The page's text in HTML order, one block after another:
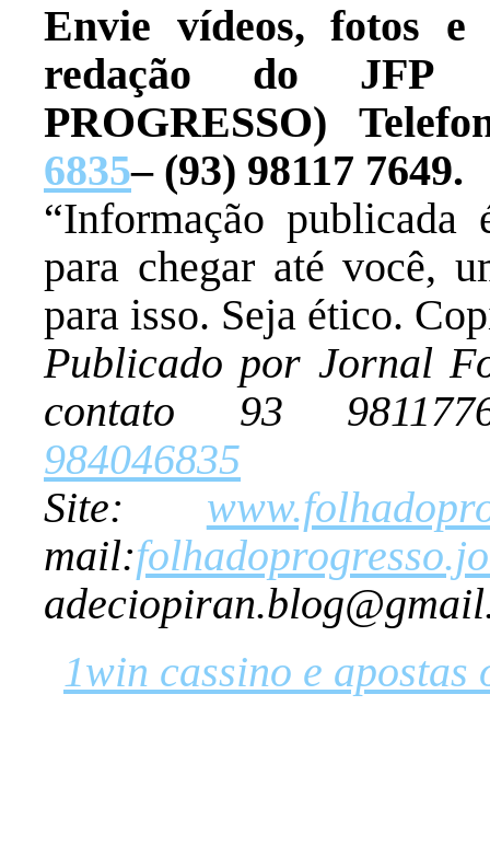
Envie vídeos, fotos e
redação do JFP
PROGRESSO)
6835– (93) 98117 7649.
“Informação publicada
para chegar até você,
para isso. Seja ético.
Publicado por Jornal
contato 93
984046835
Site:
mail:
1win cassino e